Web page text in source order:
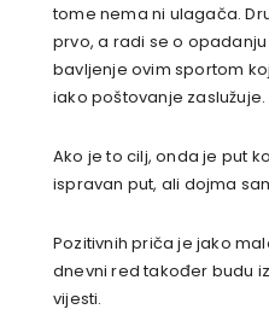
tome nema ni ulagača.
prvo, a radi se o
bavljenje ovim sportom
iako poštovanje zaslužuje.
Ako je to cilj, onda je put
ispravan put, ali dojma
Pozitivnih priča je jako
dnevni red također budu
vijesti.